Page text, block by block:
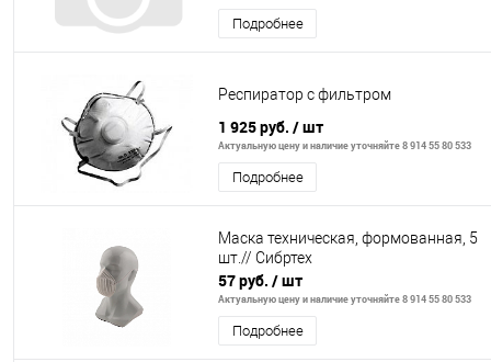
Подробнее
Респиратор с фильтром
1 925 руб. / шт
Актуальную цену и наличие уточняйте 8 914 55 80 533
Подробнее
Маска техническая, формованная, 5
шт.// Сибртех
57 руб. / шт
Актуальную цену и наличие уточняйте 8 914 55 80 533
Подробнее